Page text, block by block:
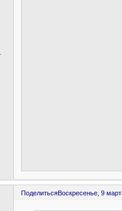
ПоделитьсяВоскресенье, 9